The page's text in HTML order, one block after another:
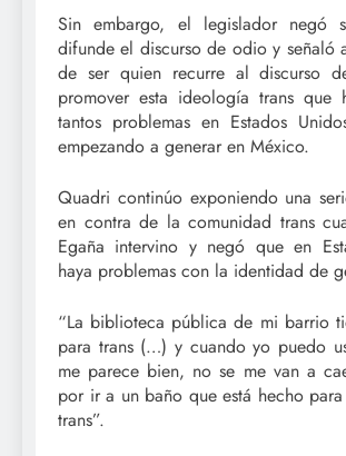
Sin embargo, el legislador negó
difunde el discurso de odio y señaló
de ser quien recurre al discurso
promover esta ideología trans que
tantos problemas en Estados
empezando a generar en México.
Quadri continúo exponiendo una
en contra de la comunidad trans
Egaña intervino y negó que en
haya problemas con la identidad de
“La biblioteca pública de mi barrio
para trans (…) y cuando yo puedo
me parece bien, no se me van a
por ir a un baño que está hecho para
trans”.